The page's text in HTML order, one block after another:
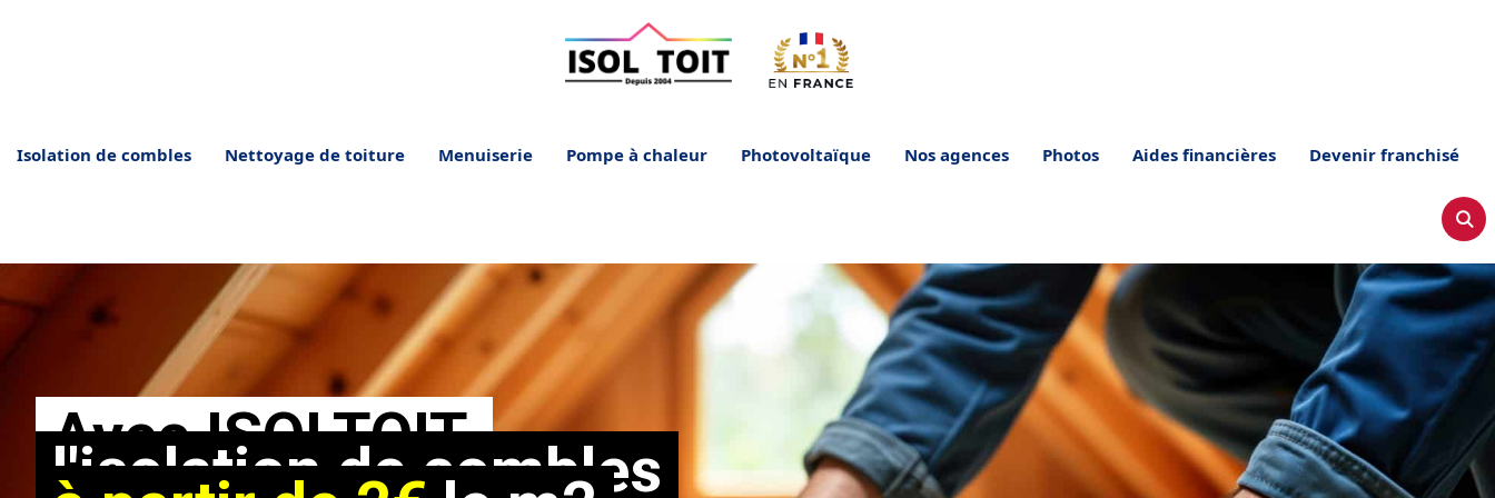
Isolation de combles Nettoyage de toiture Menuiserie Pompe à chaleur Photovoltaïque Nos agences Photos Aides financières Devenir franchisé
Avec ISOLTOIT,
l'isolation de combles